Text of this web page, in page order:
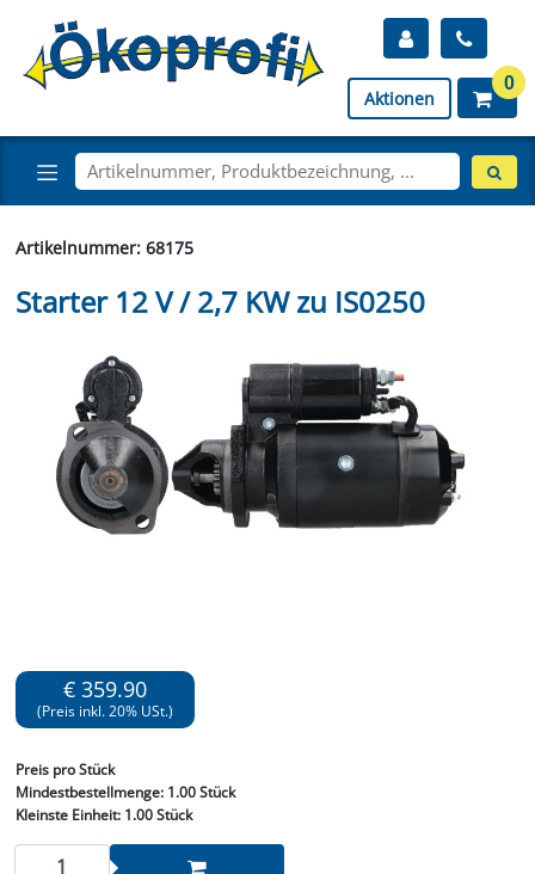
Aktionen
0
Artikelnummer: 68175
Starter 12 V / 2,7 KW zu IS0250
€ 359.90
(Preis inkl. 20% USt.)
Preis pro Stück
Mindestbestellmenge: 1.00 Stück
Kleinste Einheit:1.00 Stück